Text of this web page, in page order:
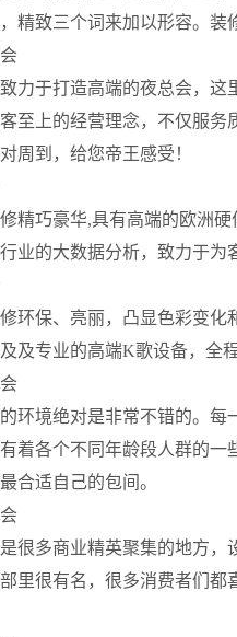
精致三个词来加以形容。
力于打造高端的夜总会，
至上的经营理念，不仅服
周到，给您帝王感受！
精巧豪华,具有高端的欧洲
业的大数据分析，致力于为
环保、亮丽，凸显色彩变
及专业的高端K歌设备，全
环境绝对是非常不错的。
着各个不同年龄段人群的
合适自己的包间。
很多商业精英聚集的地方
里很有名，很多消费者们